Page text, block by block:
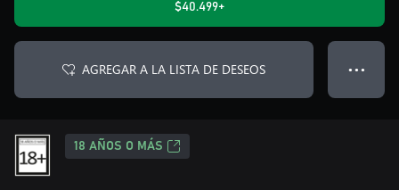
$40.499+
AGREGAR A LA LISTA DE DESEOS ● ● ●
18 AÑOS O MÁS